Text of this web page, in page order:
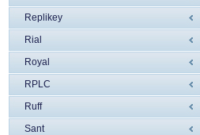
Replikey
Rial
Royal
RPLC
Ruff
Sant